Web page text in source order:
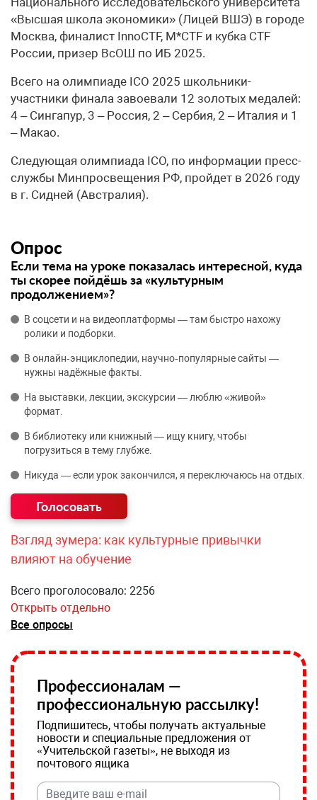
«Высшая школа экономики» (Лицей ВШЭ) в городе
Москва, финалист InnoCTF, M*CTF и кубка CTF
России, призер ВсОШ по ИБ 2025.
Всего на олимпиаде ICO 2025 школьники-
участники финала завоевали 12 золотых медалей:
4 – Сингапур, 3 – Россия, 2 – Сербия, 2 – Италия и 1
– Макао.
Следующая олимпиада ICO, по информации пресс-
службы Минпросвещения РФ, пройдет в 2026 году
в г. Сидней (Австралия).
Опрос
Если тема на уроке показалась интересной, куда
ты скорее пойдёшь за «культурным
продолжением»?
В соцсети и на видеоплатформы — там быстро нахожу
ролики и подборки.
В онлайн‑энциклопедии, научно‑популярные сайты —
нужны надёжные факты.
На выставки, лекции, экскурсии — люблю «живой»
формат.
В библиотеку или книжный — ищу книгу, чтобы
погрузиться в тему глубже.
Никуда — если урок закончился, я переключаюсь на отдых.
Взгляд зумера: как культурные привычки
влияют на обучение
Всего проголосовало: 2256
Открыть отдельно
Все опросы
Профессионалам —
профессиональную рассылку!
Подпишитесь, чтобы получать актуальные
новости и специальные предложения от
«Учительской газеты», не выходя из
почтового ящика